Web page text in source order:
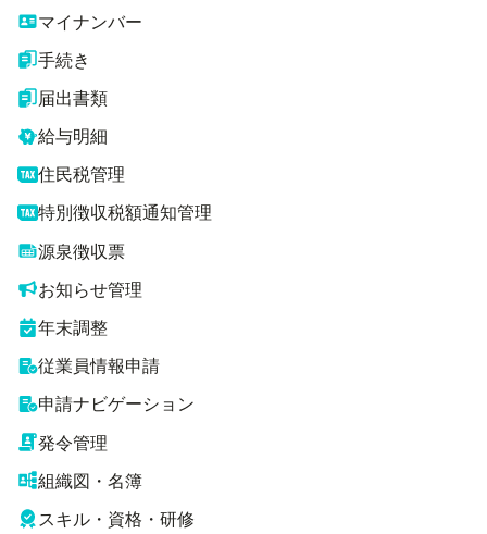
マイナンバー
手続き
届出書類
給与明細
住民税管理
特別徴収税額通知管理
源泉徴収票
お知らせ管理
年末調整
従業員情報申請
申請ナビゲーション
発令管理
組織図・名簿
スキル・資格・研修